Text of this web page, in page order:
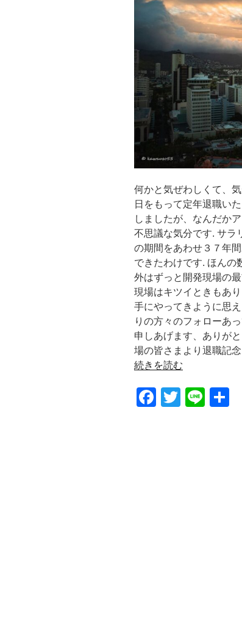
何かと気ぜわしくて、
日をもって定年退職い
しましたが、なんだか
不思議な気分です. サラ
の期間をあわせ３７年
できたわけです. ほんの
外はずっと開発現場の
現場はキツイときもあ
手にやってきように思
りの方々のフォローあ
申しあげます、ありが
場の皆さまより退職記
続きを読む
F
T
Li